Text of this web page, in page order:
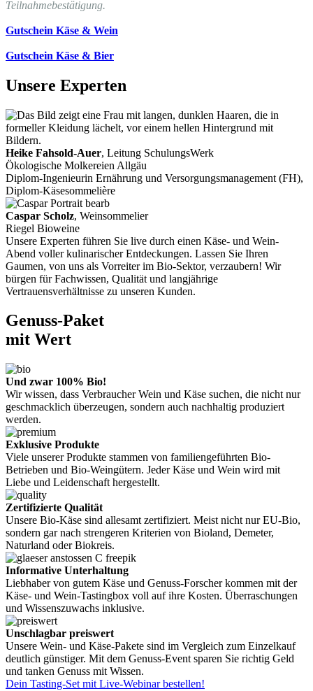
Teilnahmebestätigung.
Gutschein Käse & Wein
Gutschein Käse & Bier
Unsere Experten
Heike Fahsold-Auer, Leitung SchulungsWerk
Ökologische Molkereien Allgäu
Diplom-Ingenieurin Ernährung und Versorgungsmanagement (FH),
Diplom-Käsesommelière
Caspar Scholz, Weinsommelier
Riegel Bioweine
Unsere Experten führen Sie live durch einen Käse- und Wein-
Abend voller kulinarischer Entdeckungen. Lassen Sie Ihren
Gaumen, von uns als Vorreiter im Bio-Sektor, verzaubern! Wir
bürgen für Fachwissen, Qualität und langjährige
Vertrauensverhältnisse zu unseren Kunden.
Genuss-Paket
mit Wert
Und zwar 100% Bio!
Wir wissen, dass Verbraucher Wein und Käse suchen, die nicht nur
geschmacklich überzeugen, sondern auch nachhaltig produziert
werden.
Exklusive Produkte
Viele unserer Produkte stammen von familiengeführten Bio-
Betrieben und Bio-Weingütern. Jeder Käse und Wein wird mit
Liebe und Leidenschaft hergestellt.
Zertifizierte Qualität
Unsere Bio-Käse sind allesamt zertifiziert. Meist nicht nur EU-Bio,
sondern gar nach strengeren Kriterien von Bioland, Demeter,
Naturland oder Biokreis.
Informative Unterhaltung
Liebhaber von gutem Käse und Genuss-Forscher kommen mit der
Käse- und Wein-Tastingbox voll auf ihre Kosten. Überraschungen
und Wissenszuwachs inklusive.
Unschlagbar preiswert
Unsere Wein- und Käse-Pakete sind im Vergleich zum Einzelkauf
deutlich günstiger. Mit dem Genuss-Event sparen Sie richtig Geld
und tanken Genuss mit Wissen.
Dein Tasting-Set mit Live-Webinar bestellen!